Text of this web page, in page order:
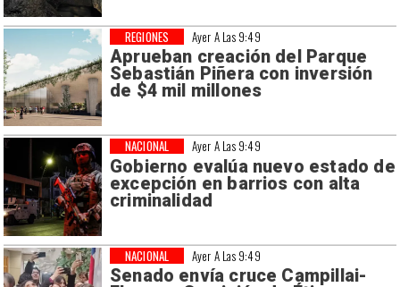
Ayer A Las 9:49
Aprueban creación del Parque
Sebastián Piñera con inversión
de $4 mil millones
REGIONES
Ayer A Las 9:49
Gobierno evalúa nuevo estado de
excepción en barrios con alta
criminalidad
NACIONAL
Ayer A Las 9:49
Senado envía cruce Campillai-
NACIONAL